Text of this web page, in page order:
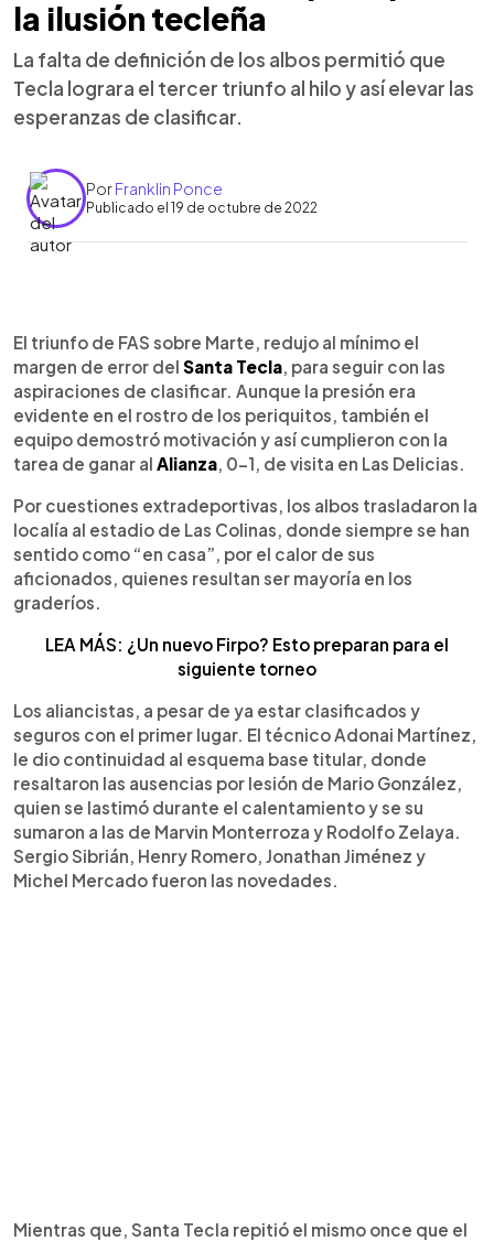
la ilusión tecleña
La falta de definición de los albos permitió que
Tecla lograra el tercer triunfo al hilo y así elevar las
esperanzas de clasificar.
PorFranklin Ponce
Publicado el 19 de octubre de 2022
► Escuchar artículo
El triunfo de FAS sobre Marte, redujo al mínimo el
margen de error del Santa Tecla , para seguir con las
aspiraciones de clasificar. Aunque la presión era
evidente en el rostro de los periquitos, también el
equipo demostró motivación y así cumplieron con la
tarea de ganar al Alianza , 0-1, de visita en Las Delicias.
Por cuestiones extradeportivas, los albos trasladaron la
localía al estadio de Las Colinas, donde siempre se han
sentido como “en casa”, por el calor de sus
aficionados, quienes resultan ser mayoría en los
graderíos.
LEA MÁS: ¿Un nuevo Firpo? Esto preparan para el
siguiente torneo
Los aliancistas, a pesar de ya estar clasificados y
seguros con el primer lugar. El técnico Adonai Martínez,
le dio continuidad al esquema base titular, donde
resaltaron las ausencias por lesión de Mario González,
quien se lastimó durante el calentamiento y se su
sumaron a las de Marvin Monterroza y Rodolfo Zelaya.
Sergio Sibrián, Henry Romero, Jonathan Jiménez y
Michel Mercado fueron las novedades.
Mientras que, Santa Tecla repitió el mismo once que el